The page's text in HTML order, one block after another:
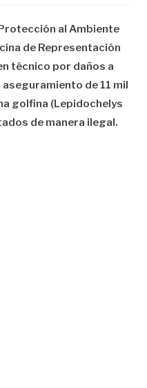
al Ambiente
de Representación
técnico por daños a
de 11 mil
golfina (Lepidochelys
de manera ilegal.